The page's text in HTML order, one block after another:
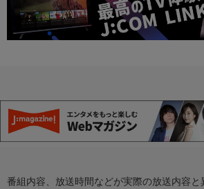
番組内容、放送時間などが実際の放送内容と